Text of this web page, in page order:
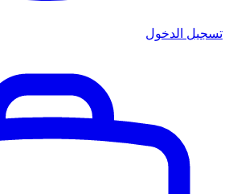
تسجيل الدخول